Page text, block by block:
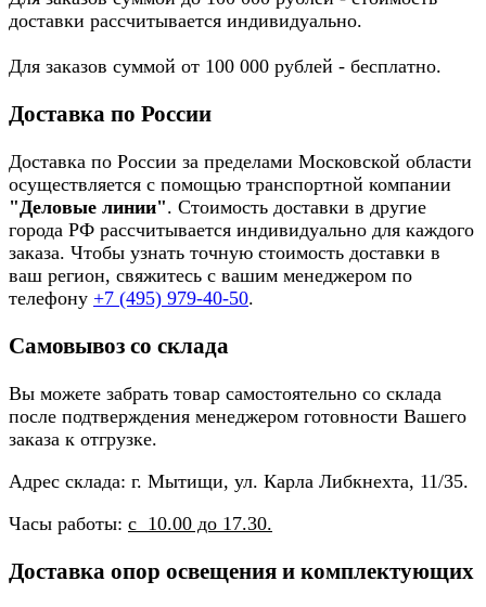
доставки рассчитывается индивидуально.
Для заказов суммой от 100 000 рублей - бесплатно.
Доставка по России
Доставка по России за пределами Московской области
осуществляется с помощью транспортной компании
"Деловые линии". Стоимость доставки в другие
города РФ рассчитывается индивидуально для каждого
заказа. Чтобы узнать точную стоимость доставки в
ваш регион, свяжитесь с вашим менеджером по
телефону +7 (495) 979-40-50.
Самовывоз со склада
Вы можете забрать товар самостоятельно со склада
после подтверждения менеджером готовности Вашего
заказа к отгрузке.
Адрес склада: г. Мытищи, ул. Карла Либкнехта, 11/35.
Часы работы: с 10.00 до 17.30.
Доставка опор освещения и комплектующих